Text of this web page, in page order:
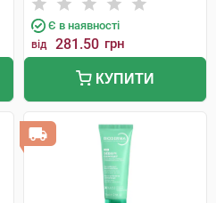
Є в наявності
від 281.50 грн
КУПИТИ